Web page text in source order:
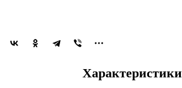
Характеристики